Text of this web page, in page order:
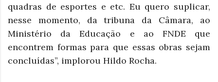
quadras de esportes e etc. Eu quero suplicar,
nesse momento, da tribuna da Câmara, ao
Ministério da Educação e ao FNDE que
encontrem formas para que essas obras sejam
concluídas”, implorou Hildo Rocha.